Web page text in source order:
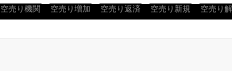
空売り機関 空売り増加 空売り返済 空売り新規 空売り